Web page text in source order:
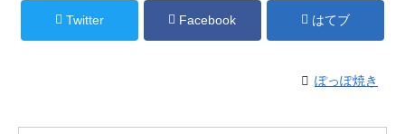
Twitter Facebook はてブ
ぽっぽ焼き